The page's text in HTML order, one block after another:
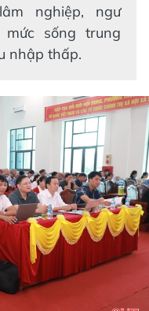
nghiệp, ngư
sống trung
nhập thấp.